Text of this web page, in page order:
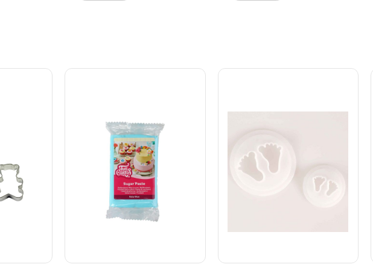
figur - i
håndtere – selv for små
Græskar: 11 x 9,8 cm. -